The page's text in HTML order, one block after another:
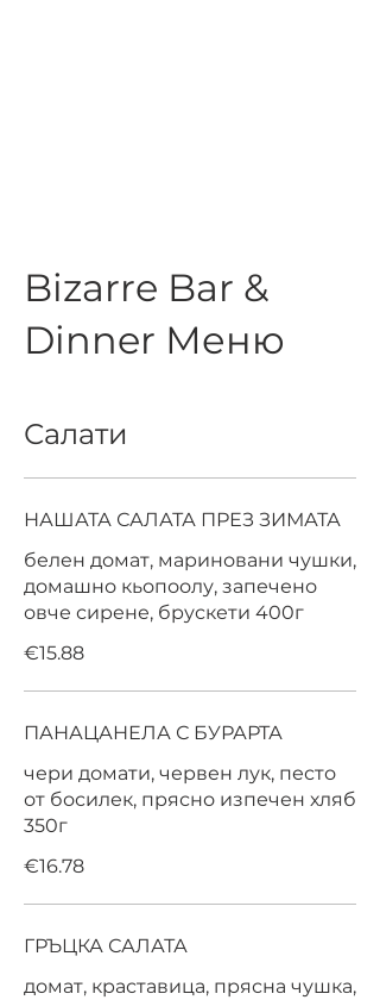
Bizarre Bar &
Dinner Меню
Салати
НАШАТА САЛАТА ПРЕЗ ЗИМАТА
белен домат, мариновани чушки,
домашно кьопоолу, запечено
овче сирене, брускети 400г
€15.88
ПАНАЦАНЕЛА С БУРАРТА
чери домати, червен лук, песто
от босилек, прясно изпечен хляб
350г
€16.78
ГРЪЦКА САЛАТА
домат, краставица, прясна чушка,